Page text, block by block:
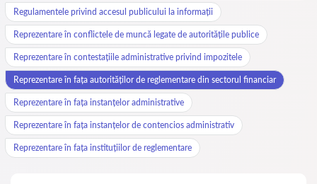
Regulamentele privind accesul publicului la informații
Reprezentare în conflictele de muncă legate de autoritățile publice
Reprezentare în contestațiile administrative privind impozitele
Reprezentare în fața autorităților de reglementare din sectorul financiar
Reprezentare în fața instanțelor administrative
Reprezentare în fața instanțelor de contencios administrativ
Reprezentare în fața instituțiilor de reglementare